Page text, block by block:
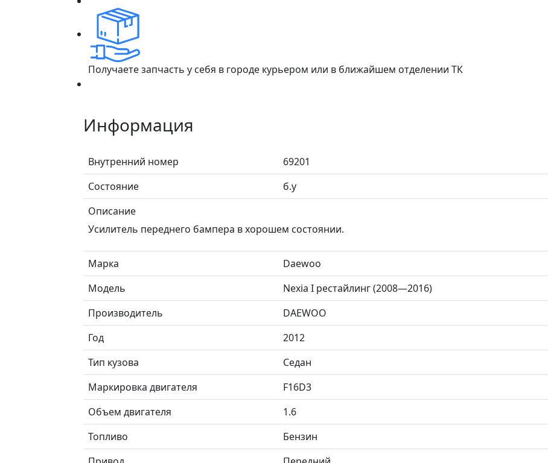
Получаете запчасть у себя в городе курьером или в ближайшем отделении ТК
Информация
Внутренний номер
69201
Состояние
б.у
Описание
Усилитель переднего бампера в хорошем состоянии.
Марка
Daewoo
Модель
Nexia I рестайлинг (2008—2016)
Производитель
DAEWOO
Год
2012
Тип кузова
Седан
Маркировка двигателя
F16D3
Объем двигателя
1.6
Топливо
Бензин